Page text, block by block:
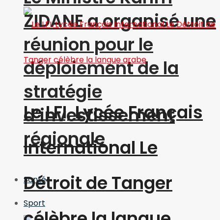
ZIDANE a organisé une
réunion pour le
déploiement de la
stratégie
d’investissement
régionale
Santé
Sport
Le LFI, Lycée Français
International Le
Détroit de Tanger